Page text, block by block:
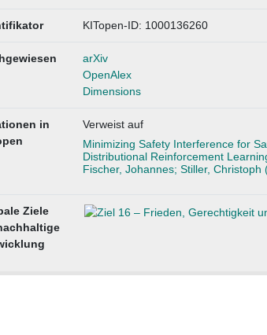
KITopen-ID: 1000136260
arXiv
OpenAlex
Dimensions
in
Verweist auf
Minimizing Safety Interference for
Distributional Reinforcement
Fischer, Johannes; Stiller,
Ziele